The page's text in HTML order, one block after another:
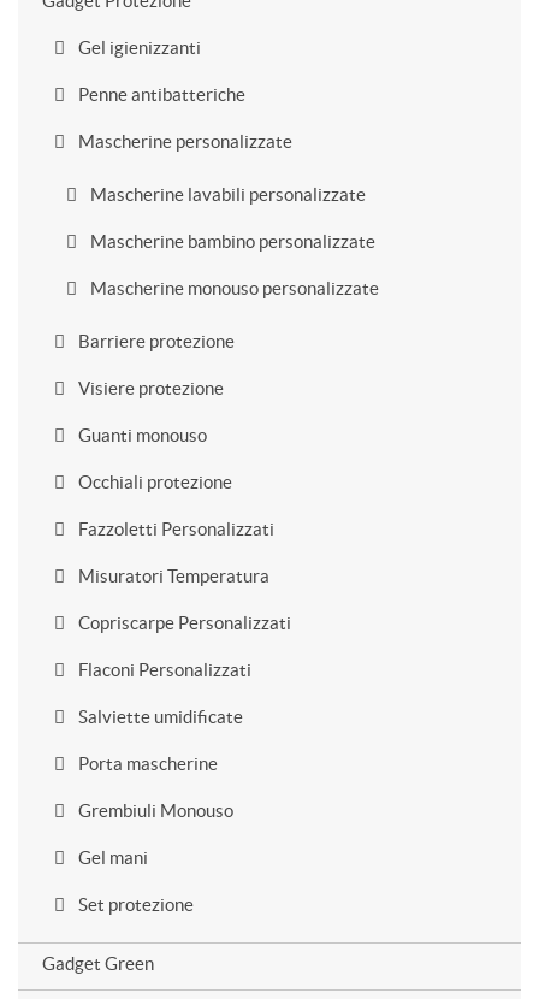
Gel igienizzanti
Penne antibatteriche
Mascherine personalizzate
Mascherine lavabili personalizzate
Mascherine bambino personalizzate
Mascherine monouso personalizzate
Barriere protezione
Visiere protezione
Guanti monouso
Occhiali protezione
Fazzoletti Personalizzati
Misuratori Temperatura
Copriscarpe Personalizzati
Flaconi Personalizzati
Salviette umidificate
Porta mascherine
Grembiuli Monouso
Gel mani
Set protezione
Gadget Green